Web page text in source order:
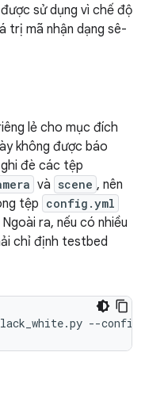
sử dụng vì chế độ
trị mã nhận dạng sê-
lẻ cho mục đích
không được báo
đè các tệp
và scene , nên
tệp config.yml
ra, nếu có nhiều
chỉ định testbed